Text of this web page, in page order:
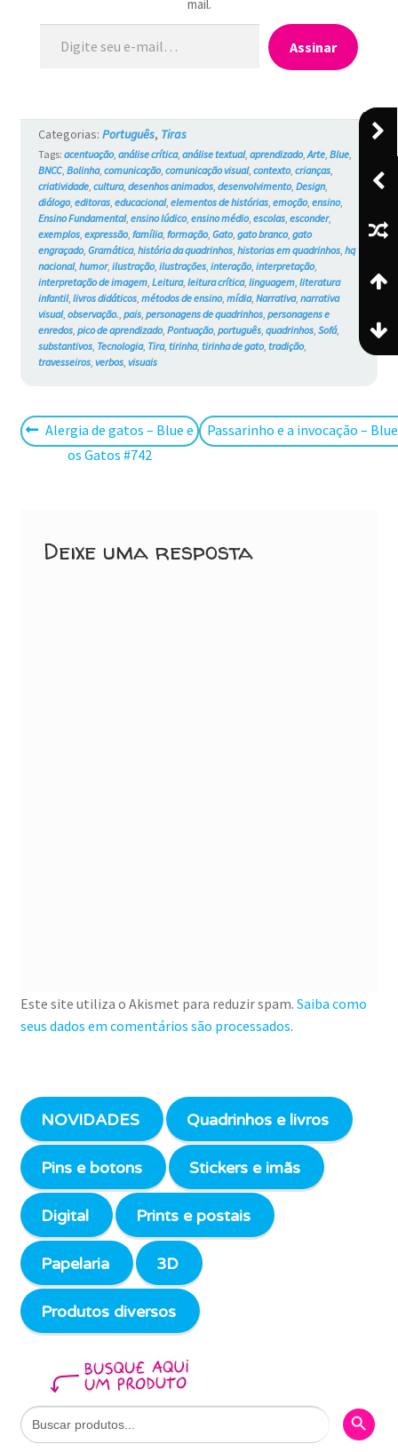
mail.
Digite seu e-mail…
Assinar
Categorias: Português, Tiras
Tags: acentuação, análise crítica, análise textual, aprendizado,Arte, Blue,
BNCC, Bolinha, comunicação, comunicação visual, contexto, crianças,
criatividade, cultura, desenhos animados, desenvolvimento, Design,
diálogo, editoras, educacional, elementos de histórias, emoção, ensino,
Ensino Fundamental, ensino lúdico, ensino médio, escolas, esconder,
exemplos, expressão, família, formação, Gato, gato branco, gato
engraçado, Gramática, história da quadrinhos, historias em quadrinhos, hq
nacional, humor, ilustração, ilustrações, interação, interpretação,
interpretação de imagem, Leitura, leitura crítica, linguagem, literatura
infantil, livros didáticos, métodos de ensino, mídia, Narrativa, narrativa
visual, observação., pais, personagens de quadrinhos, personagens e
enredos, pico de aprendizado, Pontuação, português, quadrinhos, Sofá,
substantivos, Tecnologia, Tira, tirinha, tirinha de gato, tradição,
travesseiros, verbos, visuais
Navegação
Post
anterior:
Alergia de gatos – Blue e
os Gatos #742
Próximo
Passarinho e a invocação –
Deixe uma resposta
Este site utiliza o Akismet para reduzir spam. Saiba como
seus dados em comentários são processados.
NOVIDADES Quadrinhos e livros
Pins e botons Stickers e imãs
Digital Prints e postais
Papelaria 3D
Produtos diversos
Search
for:
Search